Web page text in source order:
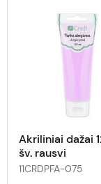
Akriliniai dažai
šv. rausvi
11CRDPFA-075